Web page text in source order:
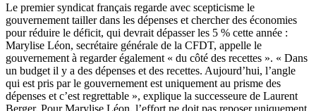
Le premier syndicat français regarde avec scepticisme le
gouvernement tailler dans les dépenses et chercher des économies
pour réduire le déficit, qui devrait dépasser les 5 % cette année :
Marylise Léon, secrétaire générale de la CFDT, appelle le
gouvernement à regarder également « du côté des recettes ». « Dans
un budget il y a des dépenses et des recettes. Aujourd’hui, l’angle
qui est pris par le gouvernement est uniquement au prisme des
dépenses et c’est regrettable », explique la successeure de Laurent
Berger. Pour Marylise Léon, l’effort ne doit pas reposer uniquement